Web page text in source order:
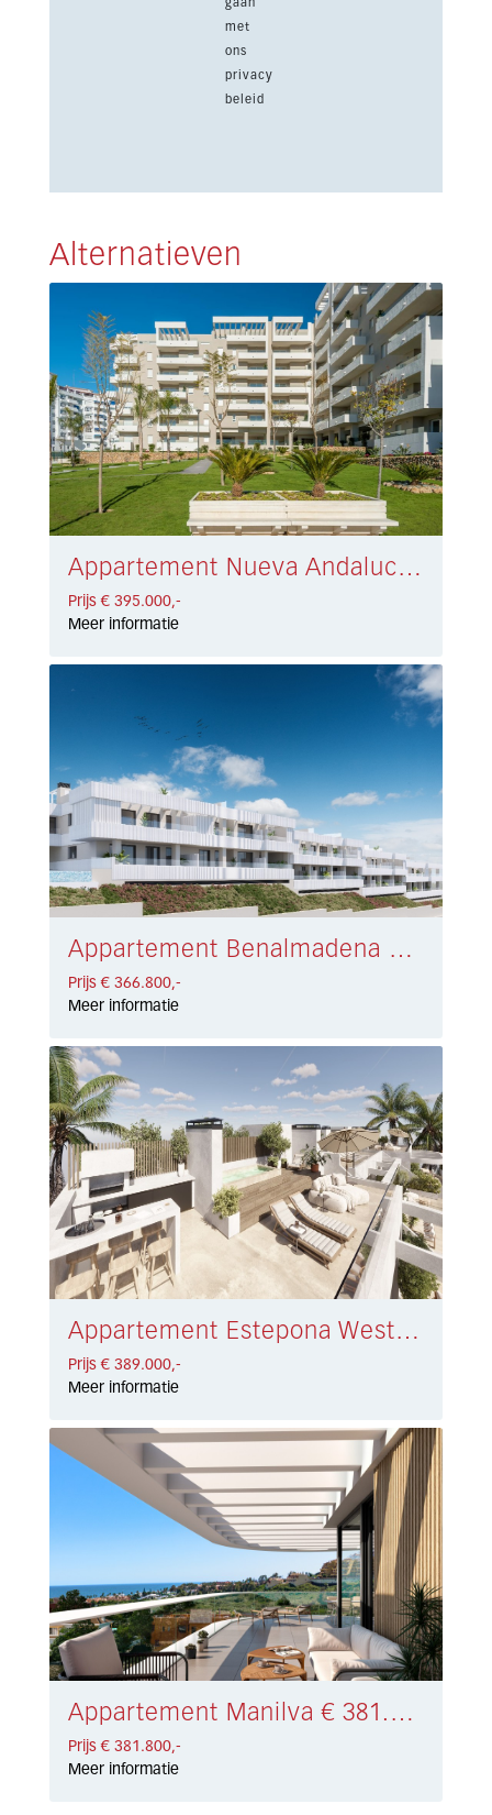
met
ons
privacy
beleid
Alternatieven
Appartement Nueva Andalucía € 395.000,-
Prijs € 395.000,-
Meer informatie
Appartement Benalmadena Pueblo € 366.800,-
Prijs € 366.800,-
Meer informatie
Appartement Estepona West € 389.000,-
Prijs € 389.000,-
Meer informatie
Appartement Manilva € 381.800,-
Prijs € 381.800,-
Meer informatie